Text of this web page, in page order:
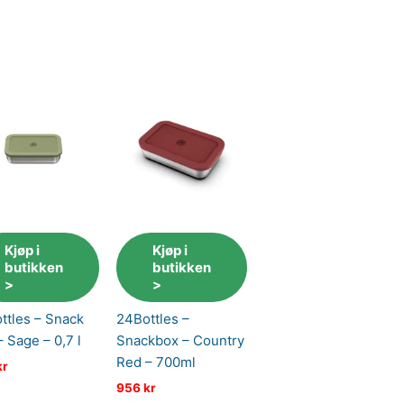
Kjøp i
butikken
>
– Snack
Sage – 0,7 l
Kjøp i
butikken
>
24Bottles –
Snackbox – Country
Red – 700ml
956kr